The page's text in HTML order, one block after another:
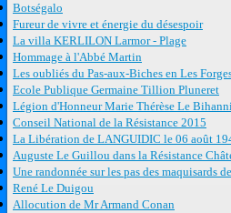
Botségalo
Fureur de vivre et énergie du désespoir
La villa KERLILON Larmor - Plage
Hommage à l'Abbé Martin
Les oubliés du Pas-aux-Biches en Les
Ecole Publique Germaine Tillion Pluneret
Légion d'Honneur Marie Thérèse Le
Conseil National de la Résistance 2015
La Libération de LANGUIDIC le 06 août
Auguste Le Guillou dans la Résistance
Une randonnée sur les pas des maquisards
René Le Duigou
Allocution de Mr Armand Conan